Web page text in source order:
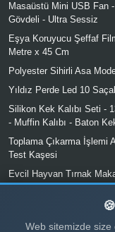
Masaüstü Mini USB Fan
Gövdeli - Ultra Sessiz
Eşya Koruyucu Şeffaf
Metre x 45 Cm
Polyester Sihirli Asa
Yıldız Perde Led 10
Silikon Kek Kalıbı Seti -
- Muffin Kalıbı - Baton
Toplama Çıkarma İşlemi
Test Kaşesi
Evcil Hayvan Tırnak
Törpü Seti
Web sitemizde